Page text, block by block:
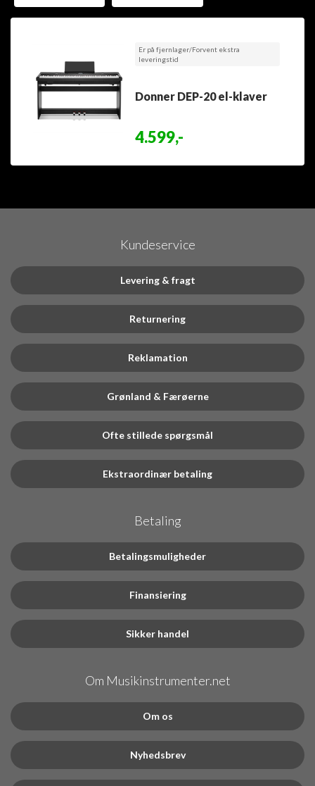
Er på fjernlager/Forvent ekstra
leveringstid
Donner DEP-20 el-klaver
4.599,-
Kundeservice
Levering & fragt
Returnering
Reklamation
Grønland & Færøerne
Ofte stillede spørgsmål
Ekstraordinær betaling
Betaling
Betalingsmuligheder
Finansiering
Sikker handel
Om Musikinstrumenter.net
Om os
Nyhedsbrev